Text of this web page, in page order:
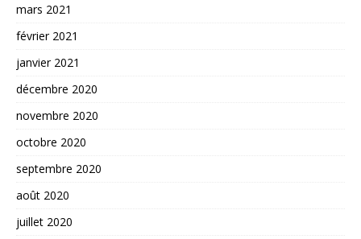
mars 2021
février 2021
janvier 2021
décembre 2020
novembre 2020
octobre 2020
septembre 2020
août 2020
juillet 2020